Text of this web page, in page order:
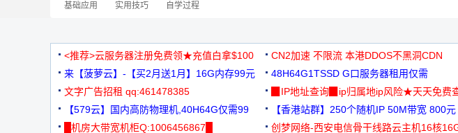
基础应用 实用技巧 自学过程
<推荐>云服务器注册免费领★充值白拿$100 CN2加速 不限流 本港DDOS不黑洞CDN
来【菠萝云】-【买2月送1月】16G内存99元
48H64G1TSSD G口服务器租用仅需
3000+可免费测试
文字广告招租 qq:461478385
▉IP地址查询▉ip归属地ip风险★天天免费
【579云】国内高防物理机,40H64G仅需99
元
【香港站群】250个随机IP 50M带宽 800元
█机房大带宽机柜Q:1006456867█
创梦网络-西安电信骨干线路云主机16核